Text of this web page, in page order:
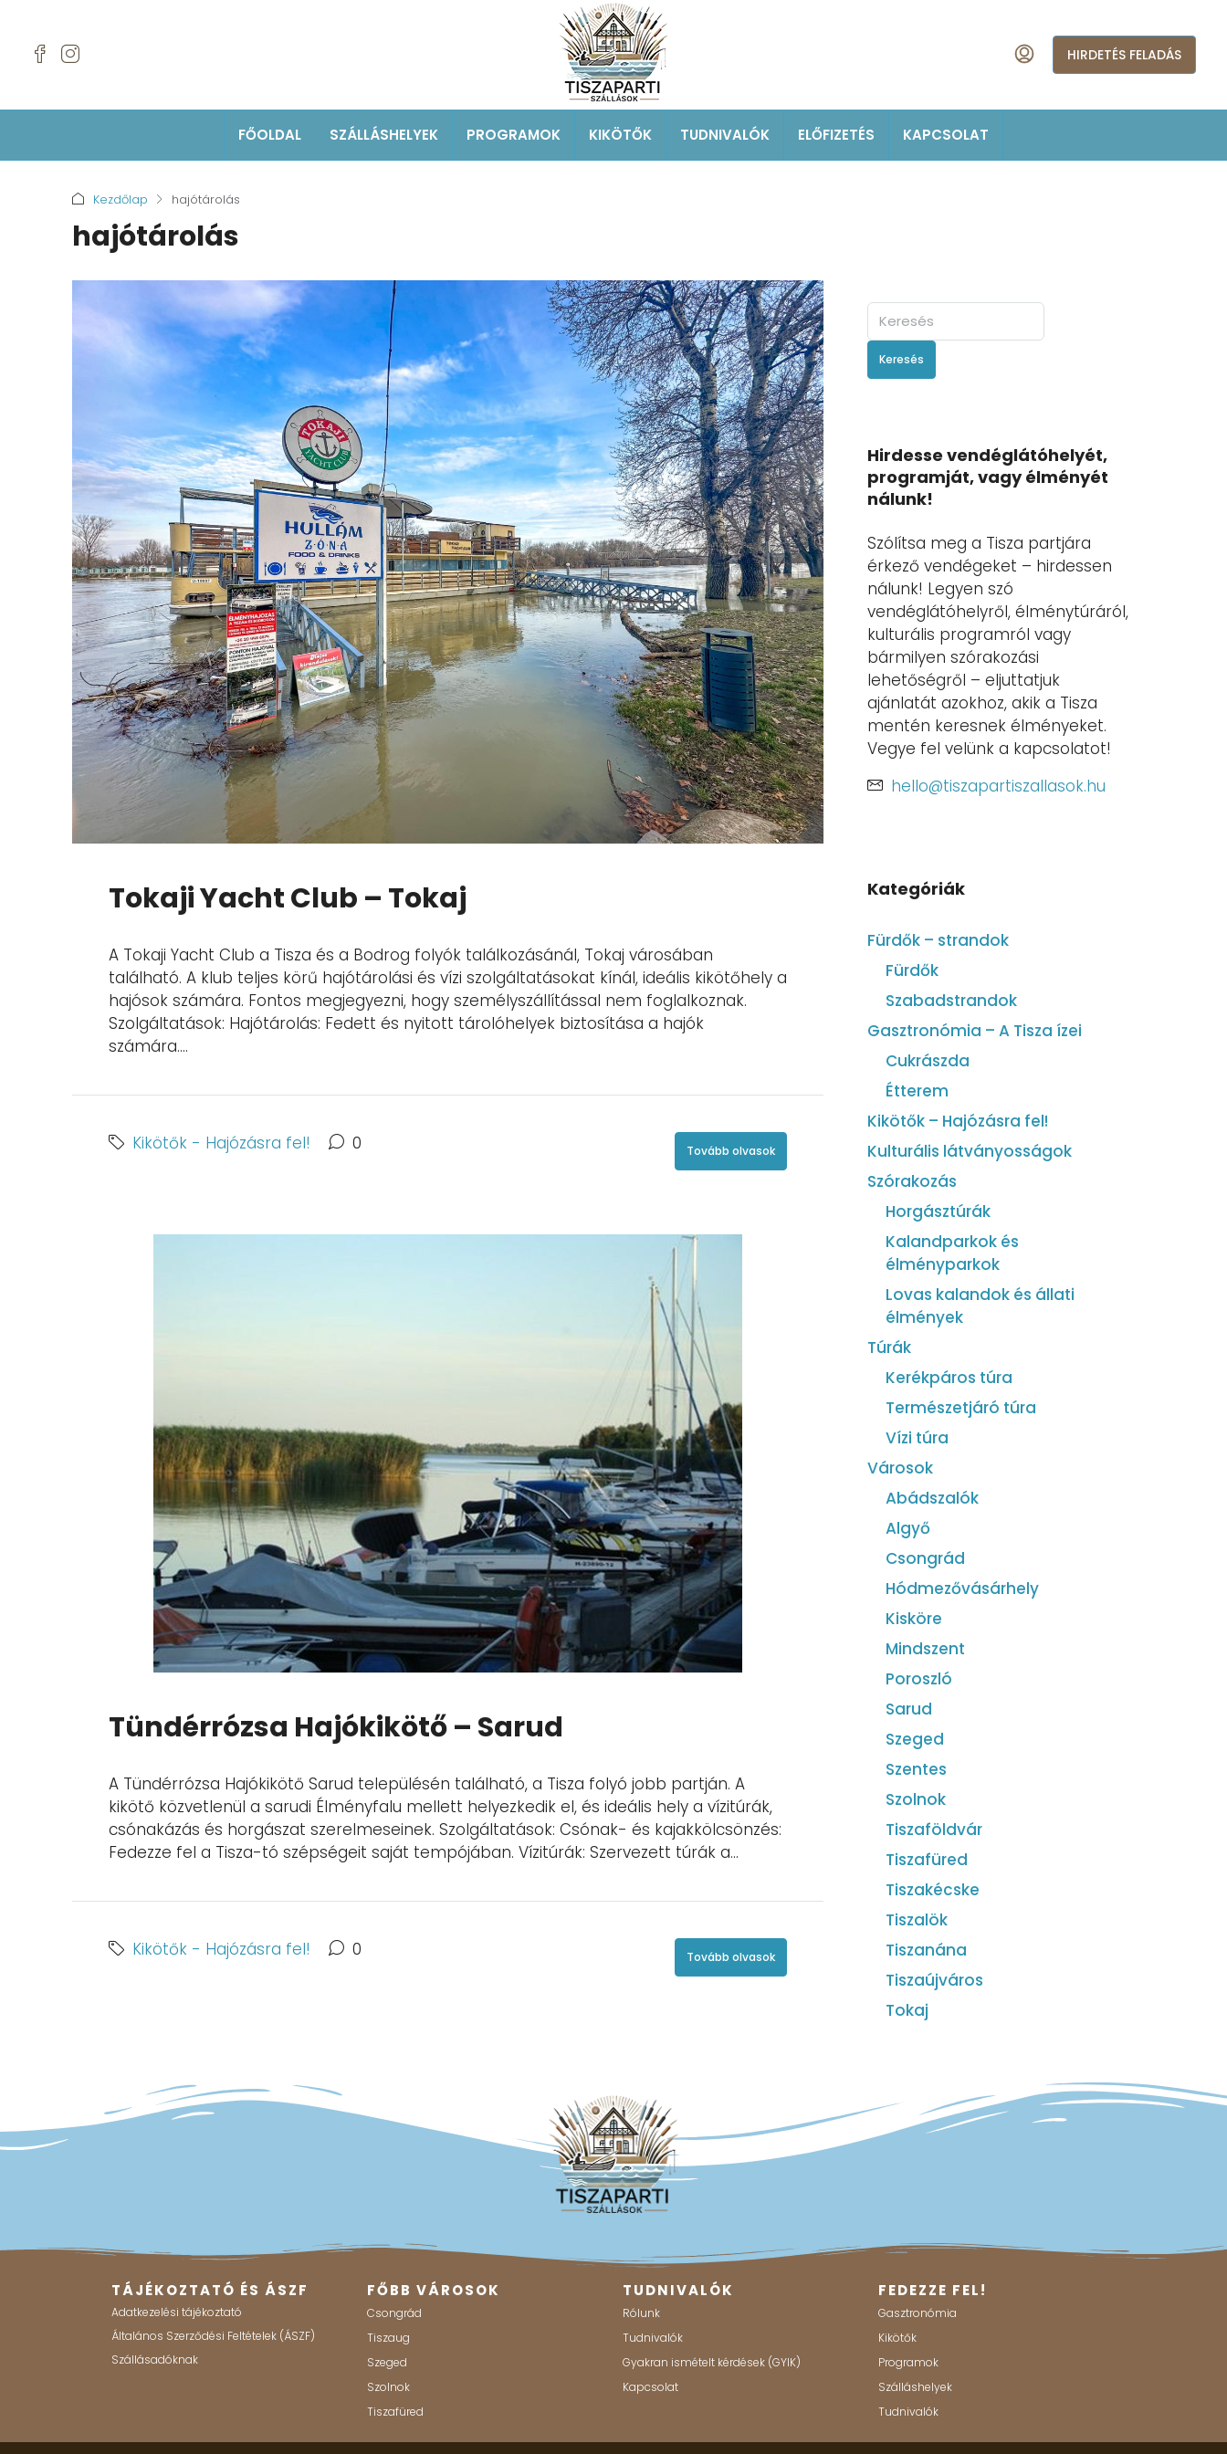
HIRDETÉS FELADÁS
FŐOLDAL SZÁLLÁSHELYEK PROGRAMOK KIKÖTŐK TUDNIVALÓK ELŐFIZETÉS KAPCSOLAT
Kezdőlap hajótárolás
hajótárolás
Tokaji Yacht Club – Tokaj
A Tokaji Yacht Club a Tisza és a Bodrog folyók találkozásánál, Tokaj városában
található. A klub teljes körű hajótárolási és vízi szolgáltatásokat kínál, ideális kikötőhely a
hajósok számára. Fontos megjegyezni, hogy személyszállítással nem foglalkoznak.
Szolgáltatások: Hajótárolás: Fedett és nyitott tárolóhelyek biztosítása a hajók
számára....
Kikötők - Hajózásra fel! 0 Tovább olvasok
Tündérrózsa Hajókikötő – Sarud
A Tündérrózsa Hajókikötő Sarud településén található, a Tisza folyó jobb partján. A
kikötő közvetlenül a sarudi Élményfalu mellett helyezkedik el, és ideális hely a vízitúrák,
csónakázás és horgászat szerelmeseinek. Szolgáltatások: Csónak- és kajakkölcsönzés:
Fedezze fel a Tisza-tó szépségeit saját tempójában. Vízitúrák: Szervezett túrák a...
Kikötők - Hajózásra fel! 0 Tovább olvasok
Keresés
Hirdesse vendéglátóhelyét,
programját, vagy élményét
nálunk!
Szólítsa meg a Tisza partjára
érkező vendégeket – hirdessen
nálunk! Legyen szó
vendéglátóhelyről, élménytúráról,
kulturális programról vagy
bármilyen szórakozási
lehetőségről – eljuttatjuk
ajánlatát azokhoz, akik a Tisza
mentén keresnek élményeket.
Vegye fel velünk a kapcsolatot!
hello@tiszapartiszallasok.hu
Kategóriák
Fürdők – strandok
Fürdők
Szabadstrandok
Gasztronómia – A Tisza ízei
Cukrászda
Étterem
Kikötők – Hajózásra fel!
Kulturális látványosságok
Szórakozás
Horgásztúrák
Kalandparkok és
élményparkok
Lovas kalandok és állati
élmények
Túrák
Kerékpáros túra
Természetjáró túra
Vízi túra
Városok
Abádszalók
Algyő
Csongrád
Hódmezővásárhely
Kisköre
Mindszent
Poroszló
Sarud
Szeged
Szentes
Szolnok
Tiszaföldvár
Tiszafüred
Tiszakécske
Tiszalök
Tiszanána
Tiszaújváros
Tokaj
TÁJÉKOZTATÓ ÉS ÁSZF
Adatkezelési tájékoztató
Általános Szerződési Feltételek (ÁSZF)
Szállásadóknak
FŐBB VÁROSOK
Csongrád
Tiszaug
Szeged
Szolnok
Tiszafüred
TUDNIVALÓK
Rólunk
Tudnivalók
Gyakran ismételt kérdések (GYIK)
Kapcsolat
FEDEZZE FEL!
Gasztronómia
Kikötők
Programok
Szálláshelyek
Tudnivalók